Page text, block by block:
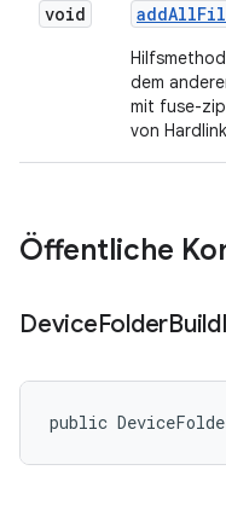
void addAll
dem
mit fuse-
von
Öffentliche
DeviceFolderBuild
public